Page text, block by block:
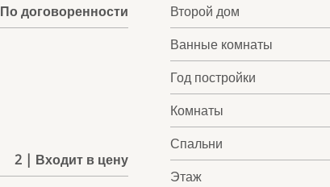
По договоренности
2 | Входит в цену
Второй дом
Ванные комнаты
Год постройки
Комнаты
Спальни
Этаж